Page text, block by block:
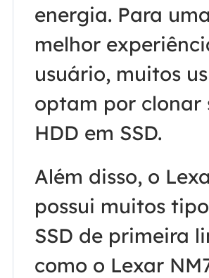
energia. Para uma
melhor
usuário, muitos
optam por clonar
HDD em SSD.
Além disso, o
possui muitos
SSD de primeira
como o Lexar